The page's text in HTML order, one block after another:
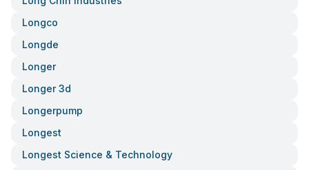
Longco
Longde
Longer
Longer 3d
Longerpump
Longest
Longest Science & Technology